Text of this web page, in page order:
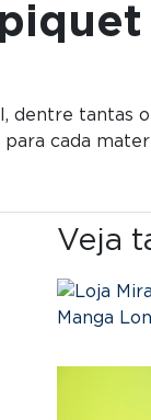
dentre tantas
cada
Veja
Manga